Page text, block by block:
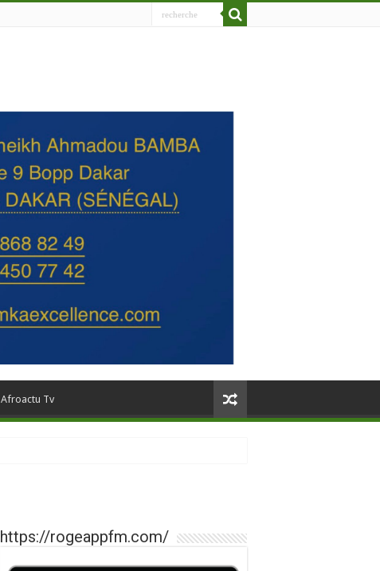
Afroactu Tv
https://rogeappfm.com/